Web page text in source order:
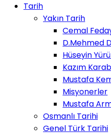
Tarih
Yakın Tarih
Cemal
D.Mehmed
Hüseyin
Kazım
Mustafa
Misyonerler
Mustafa
Osmanlı Tarihi
Genel Türk Tarihi